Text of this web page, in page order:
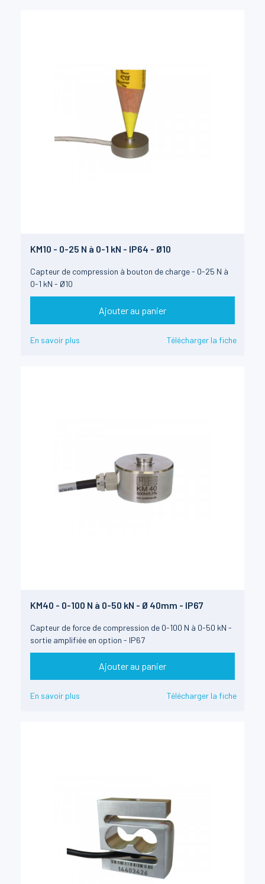
KM10 - 0-25 N à 0-1 kN - IP64 - Ø10
Capteur de compression à bouton de charge - 0-25 N à
0-1 kN - Ø10
Ajouter au panier
En savoir plus Télécharger la fiche
KM40 - 0-100 N à 0-50 kN - Ø 40mm - IP67
Capteur de force de compression de 0-100 N à 0-50 kN -
sortie amplifiée en option - IP67
Ajouter au panier
En savoir plus Télécharger la fiche